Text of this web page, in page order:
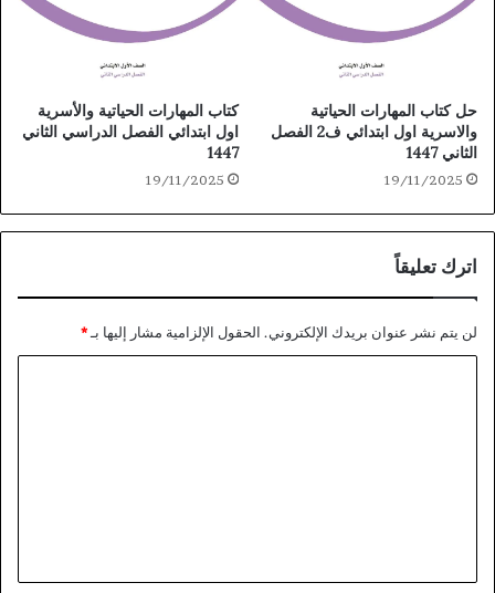
حل كتاب المهارات الحياتية
والاسرية اول ابتدائي ف2 الفصل
الثاني 1447
19/11/2025
كتاب المهارات الحياتية والأسرية
اول ابتدائي الفصل الدراسي الثاني
1447
19/11/2025
اترك تعليقاً
لن يتم نشر عنوان بريدك الإلكتروني. الحقول الإلزامية مشار إليها بـ*